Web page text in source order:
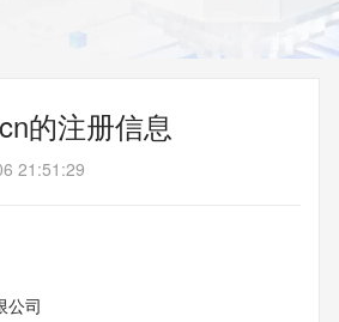
的注册信息
21:51:29
公司